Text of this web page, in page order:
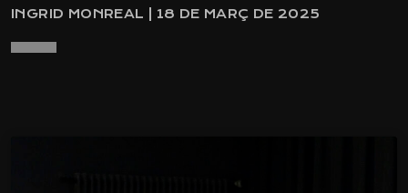
INGRID MONREAL | 18 DE MARÇ DE 2025